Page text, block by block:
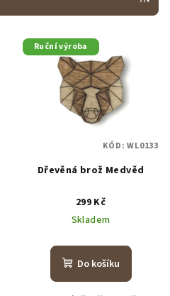
Ruční výroba
Dřevěná brož Medvěd
299 Kč
Skladem
Do košíku
KÓD:WL0133